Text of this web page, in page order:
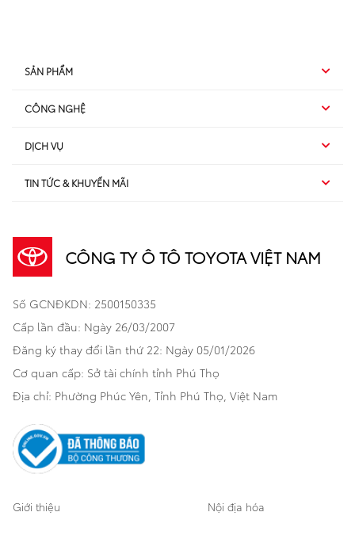
SẢN PHẨM
Hybrid EV
SUV
Sedan
Bán tải
Hatchback
Thương mại
Khách hàng dự án
CÔNG NGHỆ
Hybrid
TSS
DỊCH VỤ
Dịch vụ sau bán hàng
Bảo hiểm Toyota
Xe đã qua sử dụng
Bảo hành mở rộng
Sản phẩm chính hãng
Cơ sở bảo hành bảo dưỡng
TIN TỨC & KHUYẾN MÃI
Khuyến mãi
Xã hội
Thông tin khác
CÔNG TY Ô TÔ TOYOTA VIỆT NAM
Số GCNĐKDN: 2500150335
Cấp lần đầu: Ngày 26/03/2007
Đăng ký thay đổi lần thứ 22: Ngày 05/01/2026
Cơ quan cấp: Sở tài chính tỉnh Phú Thọ
Địa chỉ: Phường Phúc Yên, Tỉnh Phú Thọ, Việt Nam
Giới thiệu Nội địa hóa